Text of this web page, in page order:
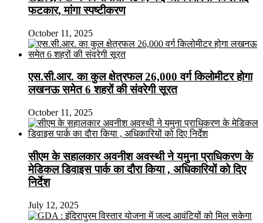
फटकार, मांगा स्पष्टीकरण
October 11, 2025
एस.सी.आर. का कुल क्षेत्रफल 26,000 वर्ग किलोमीटर होगा
लखनऊ समेत 6 शहरों की संवरेगी सूरत
October 11, 2025
सीएम के सहालकार अवनीश अवस्थी ने यमुना प्राधिकरण के
मेडिकल डिवाइस पार्क का दौरा किया , अधिकारियों को दिए
निर्देश
July 12, 2025